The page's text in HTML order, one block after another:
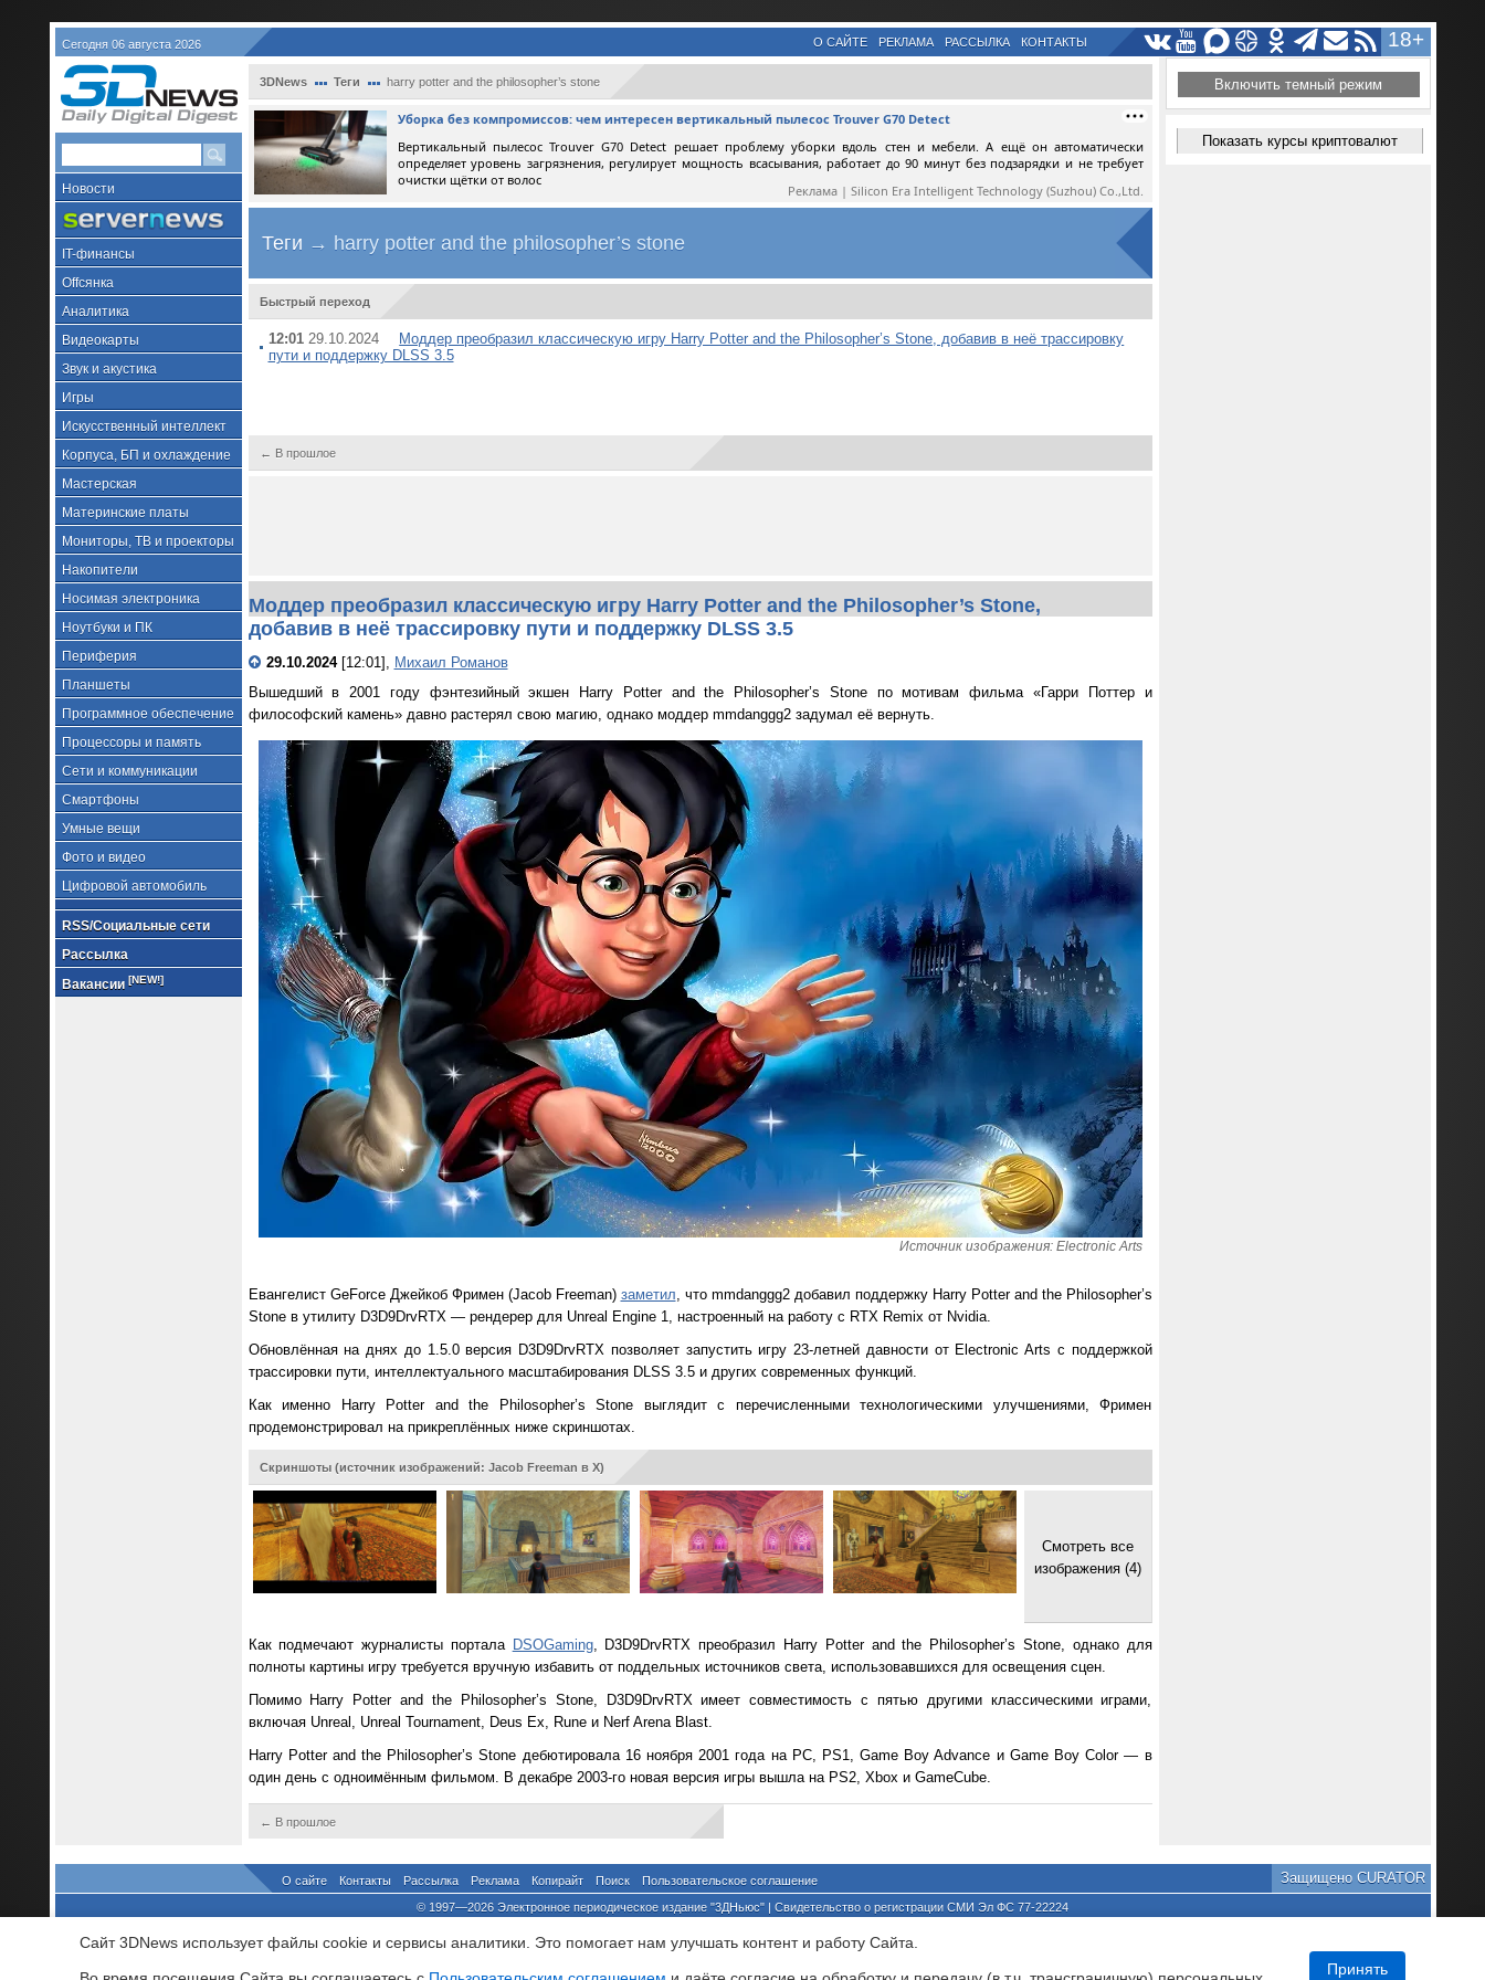
Сегодня 06 августа 2026 18+
О САЙТЕ РЕКЛАМА РАССЫЛКА КОНТАКТЫ
Новости
IT-финансы
Offсянка
Аналитика
Видеокарты
Звук и акустика
Игры
Искусственный интеллект
Корпуса, БП и охлаждение
Мастерская
Материнские платы
Мониторы, ТВ и проекторы
Накопители
Носимая электроника
Ноутбуки и ПК
Периферия
Планшеты
Программное обеспечение
Процессоры и память
Сети и коммуникации
Смартфоны
Умные вещи
Фото и видео
Цифровой автомобиль
RSS/Социальные сети
Рассылка
Вакансии [NEW!]
3DNews Теги harry potter and the philosopher’s stone
Уборка без компромиссов: чем интересен вертикальный пылесос Trouver G70 Detect
Вертикальный пылесос Trouver G70 Detect решает проблему уборки вдоль стен и мебели. А ещё он автоматически
определяет уровень загрязнения, регулирует мощность всасывания, работает до 90 минут без подзарядки и не требует
очистки щётки от волос
Реклама | Silicon Era Intelligent Technology (Suzhou) Co.,Ltd.
Теги → harry potter and the philosopher’s stone
Быстрый переход
12:0129.10.2024
Моддер преобразил классическую игру Harry Potter and the Philosopher’s Stone, добавив в неё трассировку
пути и поддержку DLSS 3.5
← В прошлое
Моддер преобразил классическую игру Harry Potter and the Philosopher’s Stone,
добавив в неё трассировку пути и поддержку DLSS 3.5
29.10.2024[12:01], Михаил Романов
Вышедший в 2001 году фэнтезийный экшен Harry Potter and the Philosopher’s Stone по мотивам фильма «Гарри Поттер и
философский камень» давно растерял свою магию, однако моддер mmdanggg2 задумал её вернуть.
Источник изображения: Electronic Arts
Евангелист GeForce Джейкоб Фримен (Jacob Freeman) заметил, что mmdanggg2 добавил поддержку Harry Potter and the Philosopher’s
Stone в утилиту D3D9DrvRTX — рендерер для Unreal Engine 1, настроенный на работу с RTX Remix от Nvidia.
Обновлённая на днях до 1.5.0 версия D3D9DrvRTX позволяет запустить игру 23-летней давности от Electronic Arts с поддержкой
трассировки пути, интеллектуального масштабирования DLSS 3.5 и других современных функций.
Как именно Harry Potter and the Philosopher’s Stone выглядит с перечисленными технологическими улучшениями, Фримен
продемонстрировал на прикреплённых ниже скриншотах.
Скриншоты (источник изображений: Jacob Freeman в X)
Смотреть все
изображения (4)
Как подмечают журналисты портала DSOGaming, D3D9DrvRTX преобразил Harry Potter and the Philosopher’s Stone, однако для
полноты картины игру требуется вручную избавить от поддельных источников света, использовавшихся для освещения сцен.
Помимо Harry Potter and the Philosopher’s Stone, D3D9DrvRTX имеет совместимость с пятью другими классическими играми,
включая Unreal, Unreal Tournament, Deus Ex, Rune и Nerf Arena Blast.
Harry Potter and the Philosopher’s Stone дебютировала 16 ноября 2001 года на PC, PS1, Game Boy Advance и Game Boy Color — в
один день с одноимённым фильмом. В декабре 2003-го новая версия игры вышла на PS2, Xbox и GameCube.
← В прошлое
Включить темный режим
Показать курсы криптовалют
О сайте Контакты Рассылка Реклама Копирайт Поиск Пользовательское соглашение Защищено CURATOR
© 1997—2026 Электронное периодическое издание "3ДНьюс" | Свидетельство о регистрации СМИ Эл ФС 77-22224
При цитировании документа ссылка на сайт с указанием автора обязательна. Полное заимствование документа является нарушением
Сайт 3DNews использует файлы cookie и сервисы аналитики. Это помогает нам улучшать контент и работу Cайта.
Принять